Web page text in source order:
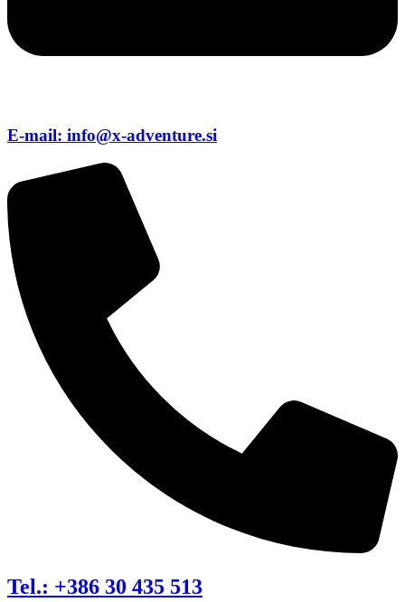
E-mail: info@x-adventure.si
Tel.: +386 30 435 513